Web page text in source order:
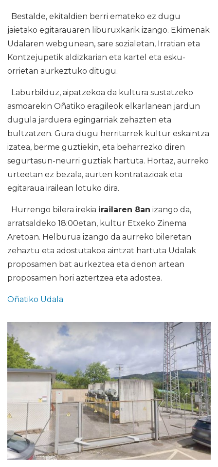
Bestalde, ekitaldien berri emateko ez dugu
jaietako egitarauaren liburuxkarik izango. Ekimenak
Udalaren webgunean, sare sozialetan, Irratian eta
Kontzejupetik aldizkarian eta kartel eta esku-
orrietan aurkeztuko ditugu.
Laburbilduz, aipatzekoa da kultura sustatzeko
asmoarekin Oñatiko eragileok elkarlanean jardun
dugula jarduera egingarriak zehazten eta
bultzatzen. Gura dugu herritarrek kultur eskaintza
izatea, berme guztiekin, eta beharrezko diren
segurtasun-neurri guztiak hartuta. Hortaz, aurreko
urteetan ez bezala, aurten kontratazioak eta
egitaraua irailean lotuko dira.
Hurrengo bilera irekia irailaren 8an izango da,
arratsaldeko 18:00etan, kultur Etxeko Zinema
Aretoan. Helburua izango da aurreko bileretan
zehaztu eta adostutakoa aintzat hartuta Udalak
proposamen bat aurkeztea eta denon artean
proposamen hori aztertzea eta adostea.
Oñatiko Udala